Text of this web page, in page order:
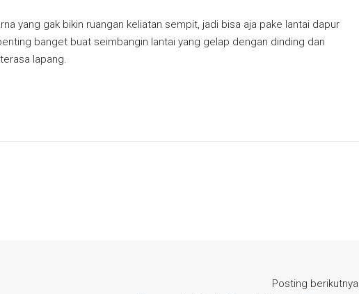
yang gak bikin ruangan keliatan sempit, jadi bisa aja pake lantai dapur
banget buat seimbangin lantai yang gelap dengan dinding dan
lapang.
Posting berikutnya